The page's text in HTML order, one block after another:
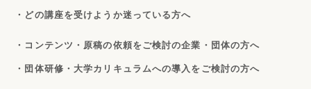
・どの講座を受けようか迷っている方へ
・コンテンツ・原稿の依頼をご検討の企業・団体の方へ
・団体研修・大学カリキュラムへの導入をご検討の方へ